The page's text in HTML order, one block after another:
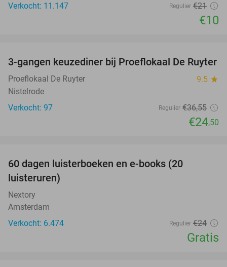
Verkocht: 11.147
Regulier €21
€10
33%
3-gangen keuzediner bij Proeflokaal De Ruyter
Proeflokaal De Ruyter 9.5 star
Nistelrode
Verkocht: 97
Regulier €36,55
€24,50
60 dagen luisterboeken en e-books (20
luisteruren)
Nextory
Amsterdam
Verkocht: 6.474
Regulier €24
Gratis